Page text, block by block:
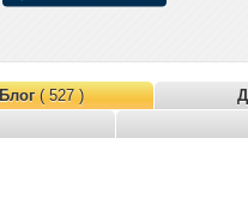
Блог( 527 )